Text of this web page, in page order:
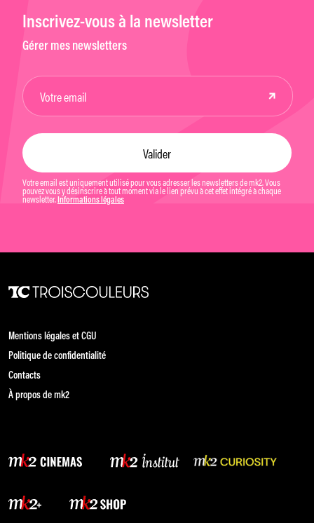
Inscrivez-vous à la newsletter
Gérer mes newsletters
Votre email est uniquement utilisé pour vous adresser les newsletters de mk2. Vous
pouvez vous y désinscrire à tout moment via le lien prévu à cet effet intégré à chaque
newsletter. Informations légales
Mentions légales et CGU
Politique de confidentialité
Contacts
À propos de mk2